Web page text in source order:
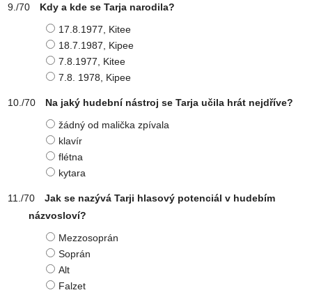
Kdy a kde se Tarja narodila?
17.8.1977, Kitee
18.7.1987, Kipee
7.8.1977, Kitee
7.8. 1978, Kipee
Na jaký hudební nástroj se Tarja učila hrát nejdříve?
žádný od malička zpívala
klavír
flétna
kytara
Jak se nazývá Tarji hlasový potenciál v hudebím
názvosloví?
Mezzosoprán
Soprán
Alt
Falzet